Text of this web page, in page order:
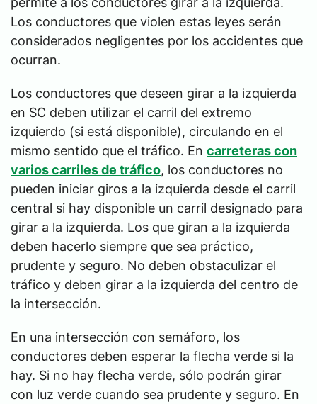
Los conductores que violen estas leyes serán
considerados negligentes por los accidentes que
ocurran.
Los conductores que deseen girar a la izquierda
en SC deben utilizar el carril del extremo
izquierdo (si está disponible), circulando en el
mismo sentido que el tráfico. En carreteras con
varios carriles de tráfico, los conductores no
pueden iniciar giros a la izquierda desde el carril
central si hay disponible un carril designado para
girar a la izquierda. Los que giran a la izquierda
deben hacerlo siempre que sea práctico,
prudente y seguro. No deben obstaculizar el
tráfico y deben girar a la izquierda del centro de
la intersección.
En una intersección con semáforo, los
conductores deben esperar la flecha verde si la
hay. Si no hay flecha verde, sólo podrán girar
con luz verde cuando sea prudente y seguro. En